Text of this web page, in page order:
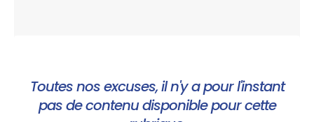
Toutes nos excuses, il n'y a pour l'instant
pas de contenu disponible pour cette